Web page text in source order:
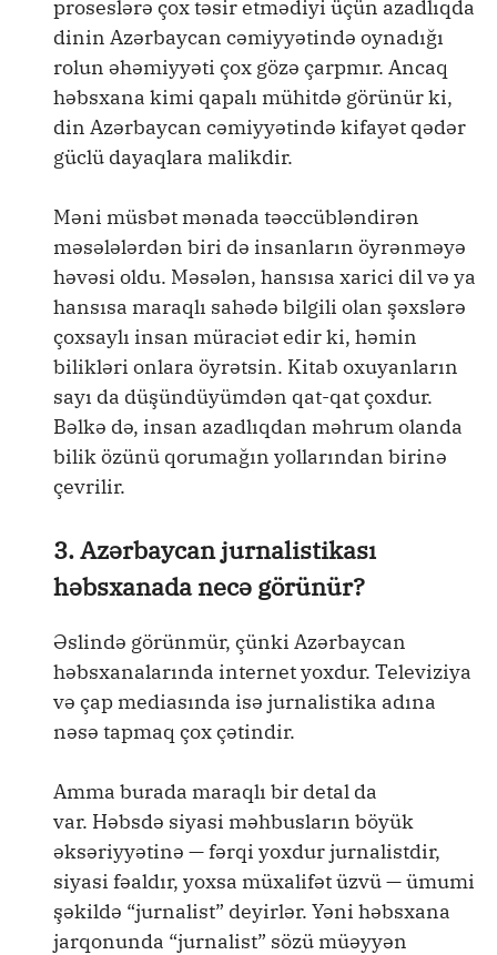
proseslərə çox təsir etmədiyi üçün azadlıqda
dinin Azərbaycan cəmiyyətində oynadığı
rolun əhəmiyyəti çox gözə çarpmır. Ancaq
həbsxana kimi qapalı mühitdə görünür ki,
din Azərbaycan cəmiyyətində kifayət qədər
güclü dayaqlara malikdir.
Məni müsbət mənada təəccübləndirən
məsələlərdən biri də insanların öyrənməyə
həvəsi oldu. Məsələn, hansısa xarici dil və ya
hansısa maraqlı sahədə bilgili olan şəxslərə
çoxsaylı insan müraciət edir ki, həmin
bilikləri onlara öyrətsin. Kitab oxuyanların
sayı da düşündüyümdən qat-qat çoxdur.
Bəlkə də, insan azadlıqdan məhrum olanda
bilik özünü qorumağın yollarından birinə
çevrilir.
3. Azərbaycan jurnalistikası
həbsxanada necə görünür?
Əslində görünmür, çünki Azərbaycan
həbsxanalarında internet yoxdur. Televiziya
və çap mediasında isə jurnalistika adına
nəsə tapmaq çox çətindir.
Amma burada maraqlı bir detal da
var. Həbsdə siyasi məhbusların böyük
əksəriyyətinə — fərqi yoxdur jurnalistdir,
siyasi fəaldır, yoxsa müxalifət üzvü — ümumi
şəkildə “jurnalist” deyirlər. Yəni həbsxana
jarqonunda “jurnalist” sözü müəyyən